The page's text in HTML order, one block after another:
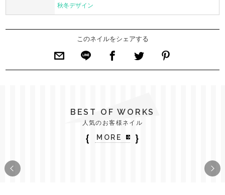
秋冬デザイン
このネイルをシェアする
BEST OF WORKS
人気のお客様ネイル
｛ MORE ｝